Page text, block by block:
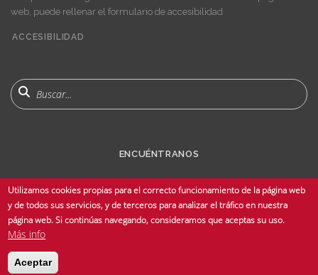
web, puede rellenar el formulario de accesibilidad
menu
ACCESIBILIDAD
Buscar
ENCUÉNTRANOS
© Copyright 2025 Universidad de Sevilla - Todos los derechos reservados -
Utilizamos cookies propias para el correcto funcionamiento de la página web
y de todos sus servicios, y de terceros para analizar el tráfico en nuestra
página web. Si continúas navegando, consideramos que aceptas su uso.
Más info
Aceptar